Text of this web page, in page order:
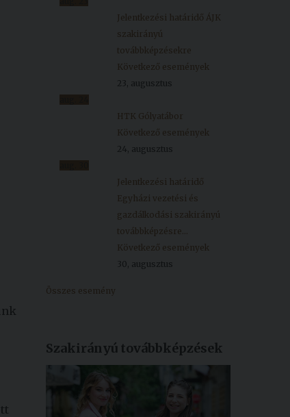
Jelentkezési határidő ÁJK
szakirányú
továbbképzésekre
Következő események
23, augusztus
HTK Gólyatábor
Következő események
24, augusztus
Jelentkezési határidő
Egyházi vezetési és
gazdálkodási szakirányú
továbbképzésre...
Következő események
30, augusztus
Összes esemény
Szakirányú továbbképzések